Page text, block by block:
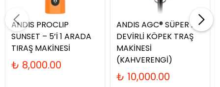
ANDIS PROCLIP
SUNSET – 5’İ 1 ARADA
TIRAŞ MAKİNESİ
₺ 8,000.00
ANDIS AGC® SÜPER 2-
DEVİRLİ KÖPEK TRAŞ
MAKİNESİ
(KAHVERENGİ)
₺ 10,000.00